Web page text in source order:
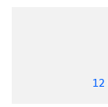
12